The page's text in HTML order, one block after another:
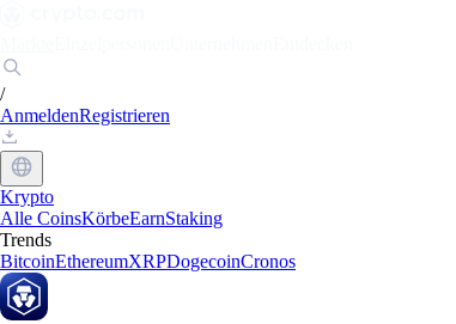
/
AnmeldenRegistrieren
Krypto
Alle CoinsKörbeEarnStaking
Trends
BitcoinEthereumXRPDogecoinCronos